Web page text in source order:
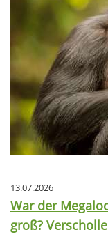
13.07.2026
War der
groß?